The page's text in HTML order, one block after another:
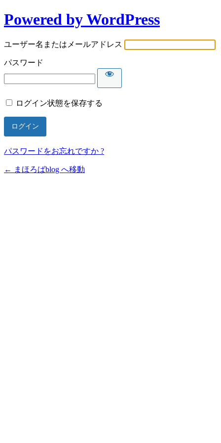
Powered by WordPress
ユーザー名またはメールアドレス
パスワード
ログイン状態を保存する
パスワードをお忘れですか ?
← まほろばblog へ移動